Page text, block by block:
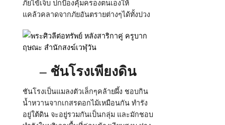
ภัยไข้เจ็บ ปกป้องคุ้มครองตนเองให้
แคล้วคลาดจากภัยอันตรายต่างๆได้ทั้งปวง
– ชันโรงเพียงดิน
ชันโรงเป็นแมลงตัวเล็กๆคล้ายผึ้ง ชอบกิน
น้ำหวานจากเกสรดอกไม้เหมือนกัน ทำรัง
อยู่ใต้ดิน จะอยู่รวมกันเป็นกลุ่ม และมักชอบ